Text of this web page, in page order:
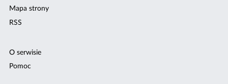
Mapa strony
RSS
O serwisie
Pomoc